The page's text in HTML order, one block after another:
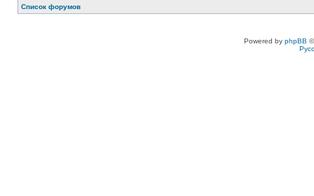
Список форумов
Powered by phpBB